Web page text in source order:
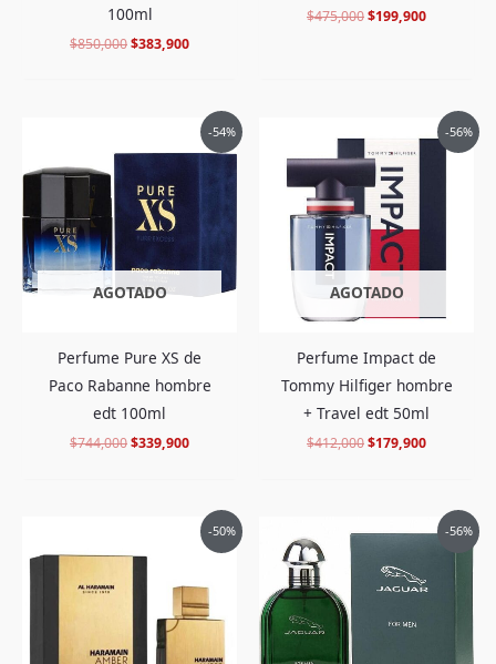
100ml
$850,000$383,900
$475,000$199,900
-54%
AGOTADO
Perfume Pure XS de
Paco Rabanne hombre
edt 100ml
$744,000
original
era:
$744,000.
$339,900
precio
actual
-56%
AGOTADO
Perfume Impact de
Tommy Hilfiger hombre
+ Travel edt 50ml
$412,000
original
era:
$412,000.
$179,900
precio
-50%
original
$468,000.
precio
actual
$229,900.
-56%
precio
era:
$275,000.
precio
actual
es:
$119,900.